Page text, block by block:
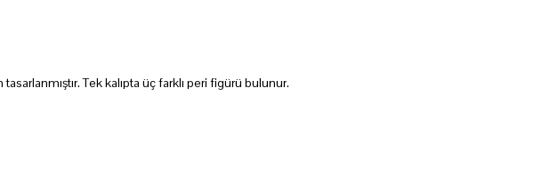
Tek kalıpta üç farklı peri figürü bulunur.